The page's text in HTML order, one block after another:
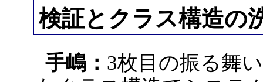
検証とクラス構造の
手嶋： 3枚目の振る舞